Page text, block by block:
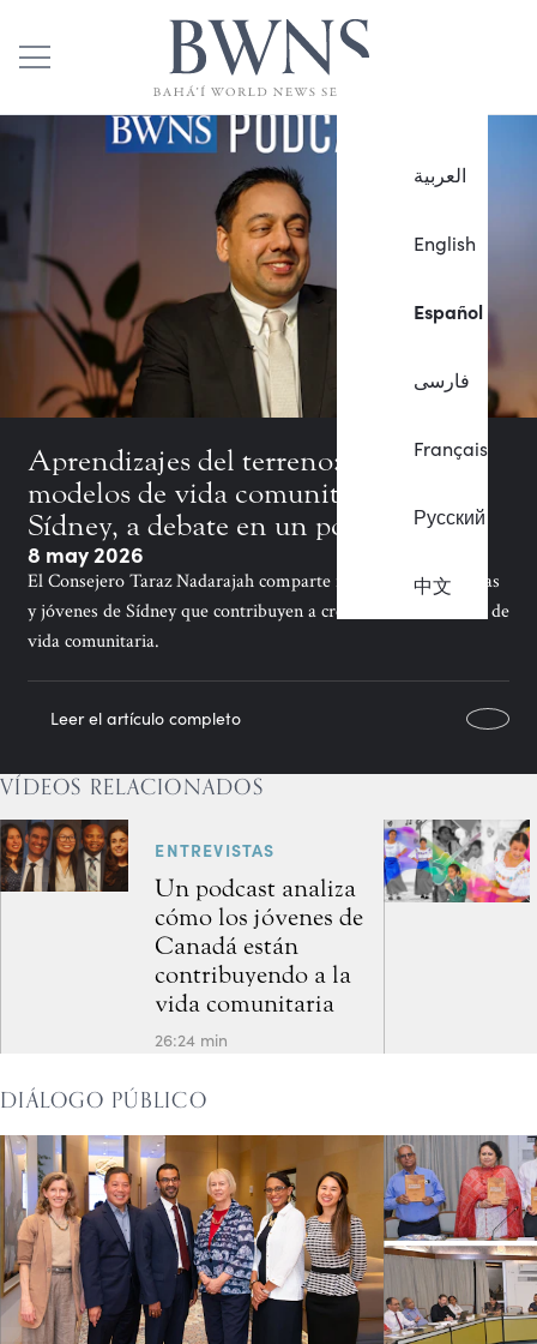
العربية
English
Español
فارسی
Français
Русский
中文
Aprendizajes del terreno: Los nuevos
modelos de vida comunitaria en
Sídney, a debate en un podcast
8 may 2026
El Consejero Taraz Nadarajah comparte relatos de las familias
y jóvenes de Sídney que contribuyen a crear nuevos modelos de
vida comunitaria.
Leer el artículo completo
VÍDEOS RELACIONADOS
ENTREVISTAS
Un podcast analiza
cómo los jóvenes de
Canadá están
contribuyendo a la
vida comunitaria
26:24 min
DIÁLOGO PÚBLICO